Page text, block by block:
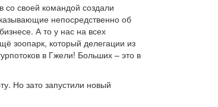
своей командой создали
непосредственно об
А то у нас на всех
зоопарк, который делегации из
в Гжели! Больших – это в
Но зато запустили новый